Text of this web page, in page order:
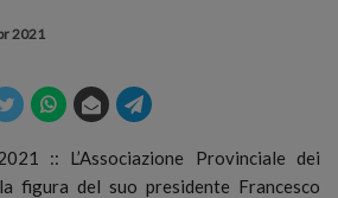
2021
:: L’Associazione Provinciale dei
figura del suo presidente Francesco